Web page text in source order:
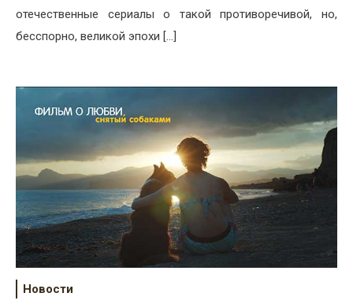
отечественные сериалы о такой противоречивой, но,
бесспорно, великой эпохи […]
Новости